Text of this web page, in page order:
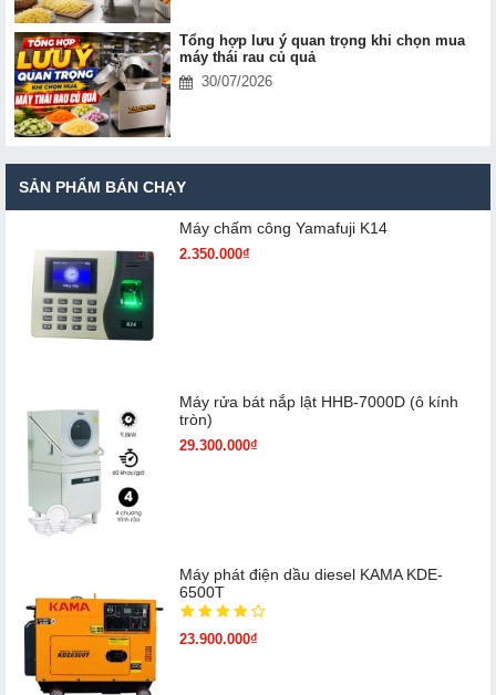
Tổng hợp lưu ý quan trọng khi chọn mua
máy thái rau củ quả
30/07/2026
SẢN PHẨM BÁN CHẠY
Máy chấm cô​ng Yamafuji K14
2.350.000₫
Máy rửa bát nắp lật HHB-7000D (ô kính
tròn)
29.300.000₫
Máy phát điện dầu diesel KAMA KDE-
6500T
23.900.000₫